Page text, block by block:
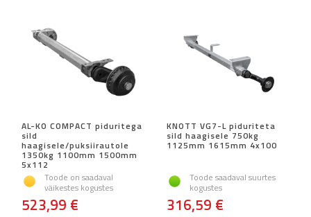
AL-KO COMPACT piduritega
sild
haagisele/puksiirautole
1350kg 1100mm 1500mm
5x112
Toode on saadaval
väikestes kogustes
523,99 €
KNOTT VG7-L piduriteta
sild haagisele 750kg
1125mm 1615mm 4x100
Toode saadaval suurtes
kogustes
316,59 €